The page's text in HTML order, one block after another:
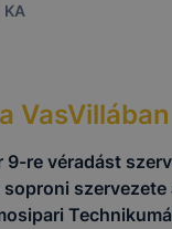
KA
VasVillában
9-re véradást
szervezete